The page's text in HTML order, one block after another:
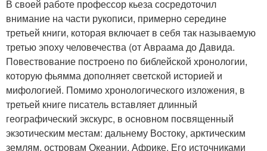
В своей работе профессор кьеза сосредоточил
внимание на части рукописи, примерно середине
третьей книги, которая включает в себя так называемую
третью эпоху человечества (от Авраама до Давида.
Повествование построено по библейской хронологии,
которую фьямма дополняет светской историей и
мифологией. Помимо хронологического изложения, в
третьей книге писатель вставляет длинный
географический экскурс, в основном посвященный
экзотическим местам: дальнему Востоку, арктическим
землям, островам Океании, Африке. Его источниками